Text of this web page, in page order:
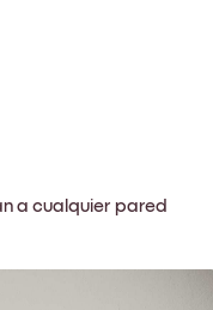
a cualquier pared